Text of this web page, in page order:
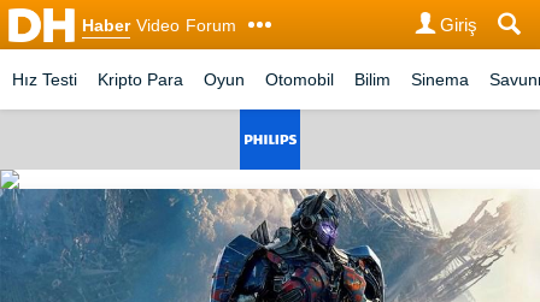
Haber Video Forum Giriş
Hız Testi Kripto Para Oyun Otomobil Bilim Sinema